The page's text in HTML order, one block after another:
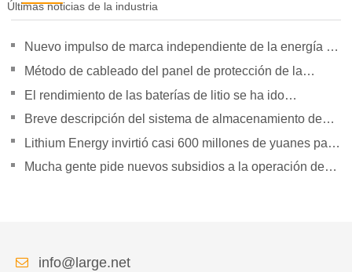
Últimas noticias de la industria
Nuevo impulso de marca independiente de la energía de
la orientación de política para duplicar su presión
Método de cableado del panel de protección de la
batería de litio
El rendimiento de las baterías de litio se ha ido
superando gradualmente
Breve descripción del sistema de almacenamiento de
energía Tesla Powerpack Large
Lithium Energy invirtió casi 600 millones de yuanes para
establecer subsidiarias
Mucha gente pide nuevos subsidios a la operación de
info@large.net